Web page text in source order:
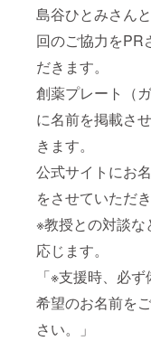
島谷ひとみさん
回のご協力をPR
だきます。
創薬プレート（ガ
に名前を掲載さ
きます。
公式サイトにお
をさせていただき
※教授との対談な
応じます。
「※支援時、必
希望のお名前を
さい。」